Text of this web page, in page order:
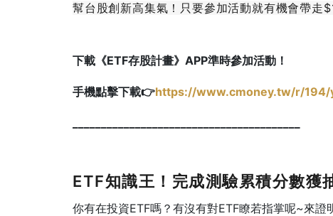
幫台股創新高集氣！只要參加活動就有機會帶走
下載《ETF存股計畫》APP準時參加活動！
手機點擊下載👉https://www.cmoney.tw/r/194/
ETF知識王！完成測驗累積分數獲
你有在投資ETF嗎？有沒有對ETF瞭若指掌呢~來